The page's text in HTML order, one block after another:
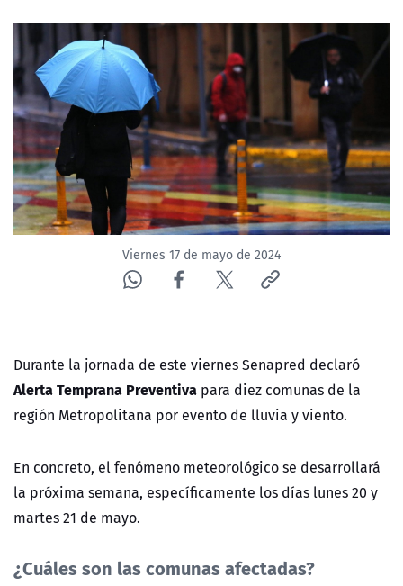
Viernes 17 de mayo de 2024
Durante la jornada de este viernes Senapred declaró
Alerta Temprana Preventiva para diez comunas de la
región Metropolitana por evento de lluvia y viento.
En concreto, el fenómeno meteorológico se desarrollará
la próxima semana, específicamente los días lunes 20 y
martes 21 de mayo.
¿Cuáles son las comunas afectadas?